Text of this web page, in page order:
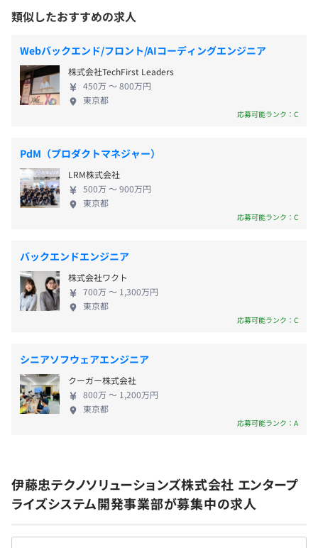
プロジェクトごとに選択
Docker、Ansible、Kubernetes
案件の特性に応じてウォーターフォールやアジャイルなど
適切な開発手法を選定しています。
小規模では3～5名程度、大規模では数十～数百名のチー
ムが編成されます。
結）
・都営地下鉄都営三田線「御成門駅」より徒歩9分
【休暇】
完全週休2日制（土・日）、祝日、年末年始、年次有給休
暇（2日～20日）
ー、積立休暇、産前・産後休暇、子の看護休暇、介護休
暇、慶弔休暇、裁判員休暇、ケア休暇（生理休暇・不妊治
療等）他
時間外勤務手当、役職手当、営業手当／裁量労働手当、通
勤交通費 他
昇給：年1回（4月）
社会保険完備（健康保険・厚生年金加入・雇用保険・労災
保険）
ラウドなど多彩なベンダーの技術・製品を組み合わ
せることが可能です。自由な発想と顧客目線を大事に
しながら、お客様のニーズに合わせて柔軟かつ最適
なソリューションを提供しています。自社サービス・
製品も手がけています。 ビジネス戦略から⼤規模シ
ステムの構築・保守、データセンターを活⽤したシ
ステム運⽤など、一気通貫でサポート体制が当社の
外の優れた最先端技術を発掘している点も特徴です。
国内外のIT先進企業300社以上とパートナーシップを
結んでおり、先進技術を早期に取り入れて事業拡大
を推進しています。研修制度・資格支援制度も充実し
ており、新たな技術に積極的にチャレンジしたい方
類似したおすすめの求人
Webバックエンド/フロント/AIコーディングエンジニア
株式会社TechFirst Leaders
450万 〜 800万円
東京都
応募可能ランク：C
PdM（プロダクトマネジャー）
LRM株式会社
500万 〜 900万円
東京都
応募可能ランク：C
バックエンドエンジニア
株式会社ワクト
700万 〜 1,300万円
東京都
応募可能ランク：C
シニアソフウェアエンジニア
クーガー株式会社
800万 〜 1,200万円
東京都
応募可能ランク：A
伊藤忠テクノソリューションズ株式会社 エンタープ
ライズシステム開発事業部が募集中の求人